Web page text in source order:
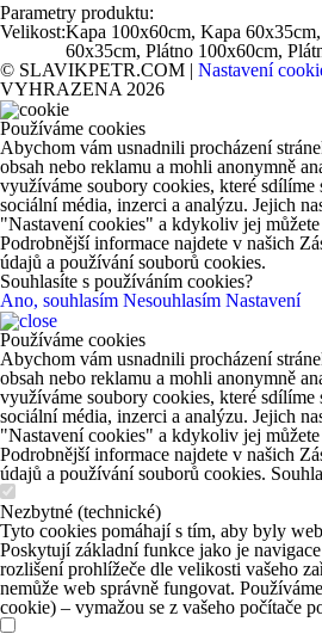
Parametry produktu:
Velikost:Kapa 100x60cm, Kapa
60x35cm, Plátno 100x60cm,
© SLAVIKPETR.COM | Nastavení
VYHRAZENA 2026
Používáme cookies
Abychom vám usnadnili procházení
obsah nebo reklamu a mohli anonymně
využíváme soubory cookies, které sdílíme
sociální média, inzerci a analýzu. Jejich
"Nastavení cookies" a kdykoliv jej
Podrobnější informace najdete v našich
údajů a používání souborů cookies.
Souhlasíte s používáním cookies?
Ano, souhlasím Nesouhlasím Nastavení
Používáme cookies
Abychom vám usnadnili procházení
obsah nebo reklamu a mohli anonymně
využíváme soubory cookies, které sdílíme
sociální média, inzerci a analýzu. Jejich
"Nastavení cookies" a kdykoliv jej
Podrobnější informace najdete v našich
údajů a používání souborů cookies.
Nezbytné (technické)
Tyto cookies pomáhají s tím, aby byly
Poskytují základní funkce jako je navigace
rozlišení prohlížeče dle velikosti vašeho
nemůže web správně fungovat.
cookie) – vymažou se z vašeho počítače